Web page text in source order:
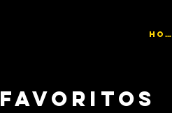
HOME
FAVORITOS